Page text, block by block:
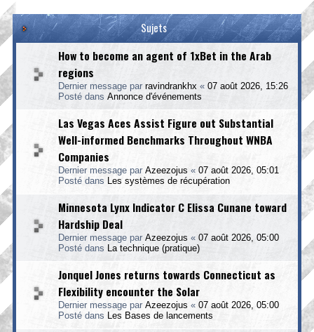
Sujets
How to become an agent of 1xBet in the Arab
regions
Dernier message par ravindrankhx « 07 août 2026, 15:26
Posté dans Annonce d'événements
Las Vegas Aces Assist Figure out Substantial
Well-informed Benchmarks Throughout WNBA
Companies
Dernier message par Azeezojus « 07 août 2026, 05:01
Posté dans
Les systèmes de récupération
Minnesota Lynx Indicator C Elissa Cunane toward
Hardship Deal
Dernier message par Azeezojus « 07 août 2026, 05:00
Posté dans
La technique (pratique)
Jonquel Jones returns towards Connecticut as
Flexibility encounter the Solar
Dernier message par Azeezojus « 07 août 2026, 05:00
Posté dans
Les Bases de lancements